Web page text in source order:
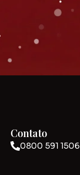
Contato
0800 591 1506